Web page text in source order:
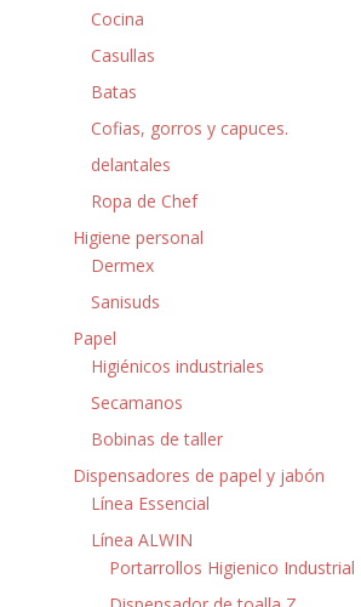
Cocina
Casullas
Batas
Cofias, gorros y capuces.
delantales
Ropa de Chef
Higiene personal
Dermex
Sanisuds
Papel
Higiénicos industriales
Secamanos
Bobinas de taller
Dispensadores de papel y jabón
Línea Essencial
Línea ALWIN
Portarrollos Higienico Industrial